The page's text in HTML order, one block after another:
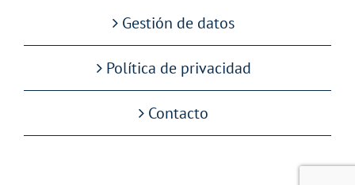
Gestión de datos
Política de privacidad
Contacto